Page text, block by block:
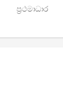
ප්‍රථමාධාර